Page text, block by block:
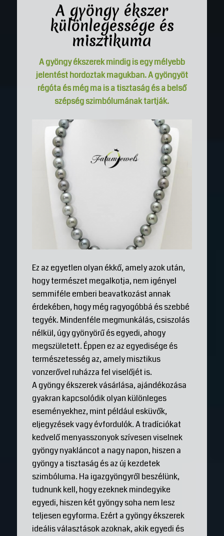
A gyöngy ékszer
különlegessége és
misztikuma
A gyöngy ékszerek mindig is egy mélyebb
jelentést hordoztak magukban. A gyöngyöt
régóta és még ma is a tisztaság és a belső
szépség szimbólumának tartják.
Ez az egyetlen olyan ékkő, amely azok után,
hogy természet megalkotja, nem igényel
semmiféle emberi beavatkozást annak
érdekében, hogy még ragyogóbbá és szebbé
tegyék. Mindenféle megmunkálás, csiszolás
nélkül, úgy gyönyörű és egyedi, ahogy
megszületett. Éppen ez az egyedisége és
természetesség az, amely misztikus
vonzerővel ruházza fel viselőjét is.
A gyöngy ékszerek vásárlása, ajándékozása
gyakran kapcsolódik olyan különleges
eseményekhez, mint például esküvők,
eljegyzések vagy évfordulók. A tradíciókat
kedvelő menyasszonyok szívesen viselnek
gyöngy nyakláncot a nagy napon, hiszen a
gyöngy a tisztaság és az új kezdetek
szimbóluma. Ha igazgyöngyről beszélünk,
tudnunk kell, hogy ezeknek mindegyike
egyedi, hiszen két gyöngy soha nem lesz
teljesen egyforma. Ezért a gyöngy ékszerek
ideális választások azoknak, akik egyedi és